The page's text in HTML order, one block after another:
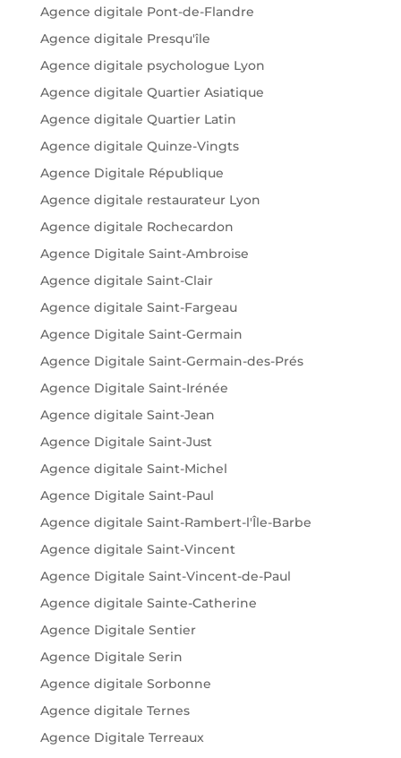
Agence digitale Pont-de-Flandre
Agence digitale Presqu'île
Agence digitale psychologue Lyon
Agence digitale Quartier Asiatique
Agence digitale Quartier Latin
Agence digitale Quinze-Vingts
Agence Digitale République
Agence digitale restaurateur Lyon
Agence digitale Rochecardon
Agence Digitale Saint-Ambroise
Agence digitale Saint-Clair
Agence digitale Saint-Fargeau
Agence Digitale Saint-Germain
Agence Digitale Saint-Germain-des-Prés
Agence Digitale Saint-Irénée
Agence digitale Saint-Jean
Agence Digitale Saint-Just
Agence digitale Saint-Michel
Agence Digitale Saint-Paul
Agence digitale Saint-Rambert-l'Île-Barbe
Agence digitale Saint-Vincent
Agence Digitale Saint-Vincent-de-Paul
Agence digitale Sainte-Catherine
Agence Digitale Sentier
Agence Digitale Serin
Agence digitale Sorbonne
Agence digitale Ternes
Agence Digitale Terreaux